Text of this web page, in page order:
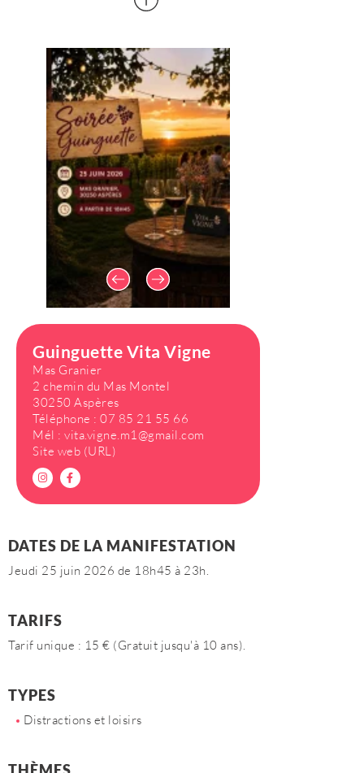
Guinguette Vita Vigne
Mas Granier
2 chemin du Mas Montel
30250 Aspères
Téléphone : 07 85 21 55 66
Mél : vita.vigne.m1@gmail.com
Site web (URL)
DATES DE LA MANIFESTATION
Jeudi 25 juin 2026 de 18h45 à 23h.
TARIFS
Tarif unique : 15 € (Gratuit jusqu'à 10 ans).
TYPES
Distractions et loisirs